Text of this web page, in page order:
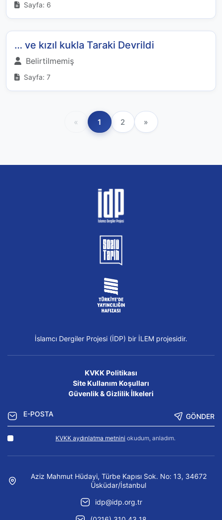
Sayfa: 6
… ve kızıl kukla Taraki Devrildi
Belirtilmemiş
Sayfa: 7
« 1 2 »
İslamcı Dergiler Projesi (İDP) bir İLEM projesidir.
KVKK Politikası
Site Kullanım Koşulları
Güvenlik & Gizlilik İlkeleri
GÖNDER
KVKK aydınlatma metnini okudum, anladım.
Aziz Mahmut Hüdayi, Türbe Kapısı Sok. No: 13, 34672
Üsküdar/İstanbul
idp@idp.org.tr